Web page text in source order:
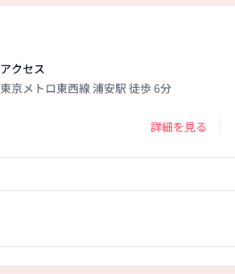
アクセス
東京メトロ東西線 浦安駅 徒歩 6分
詳細を見る